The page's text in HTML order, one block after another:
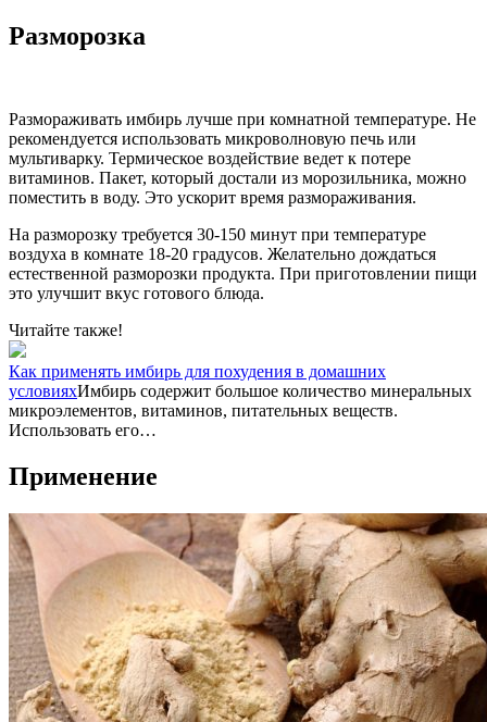
Разморозка
Размораживать имбирь лучше при комнатной температуре. Не
рекомендуется использовать микроволновую печь или
мультиварку. Термическое воздействие ведет к потере
витаминов. Пакет, который достали из морозильника, можно
поместить в воду. Это ускорит время размораживания.
На разморозку требуется 30-150 минут при температуре
воздуха в комнате 18-20 градусов. Желательно дождаться
естественной разморозки продукта. При приготовлении пищи
это улучшит вкус готового блюда.
Читайте также!
Как применять имбирь для похудения в домашних
условияхИмбирь содержит большое количество минеральных
микроэлементов, витаминов, питательных веществ.
Использовать его…
Применение